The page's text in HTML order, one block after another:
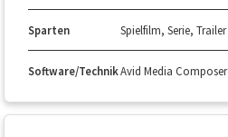
Sparten Spielfilm, Serie, Trailer
Software/TechnikAvid Media Composer